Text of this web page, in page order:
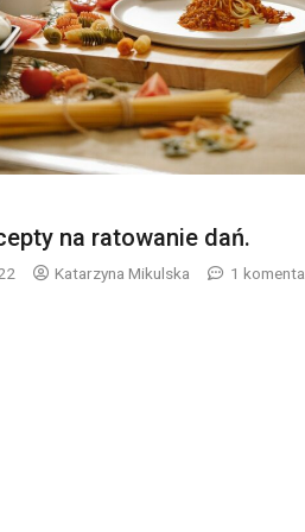
na ratowanie dań.
Katarzyna Mikulska 1